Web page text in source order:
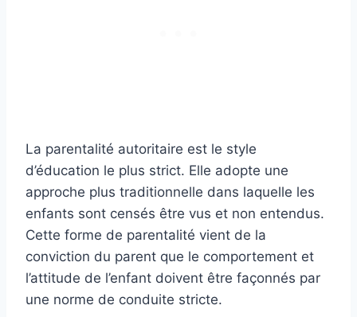
La parentalité autoritaire est le style
d’éducation le plus strict. Elle adopte une
approche plus traditionnelle dans laquelle les
enfants sont censés être vus et non entendus.
Cette forme de parentalité vient de la
conviction du parent que le comportement et
l’attitude de l’enfant doivent être façonnés par
une norme de conduite stricte.